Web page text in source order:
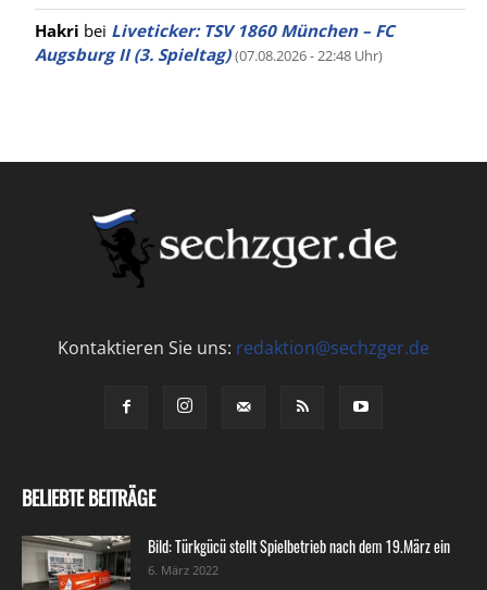
Hakri bei Liveticker: TSV 1860 München – FC
Augsburg II (3. Spieltag) (07.08.2026 - 22:48 Uhr)
Kontaktieren Sie uns: redaktion@sechzger.de
BELIEBTE BEITRÄGE
Bild: Türkgücü stellt Spielbetrieb nach dem 19.März ein
6. März 2022